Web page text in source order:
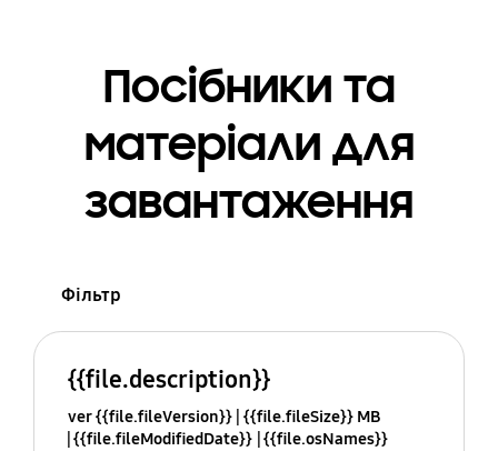
Посібники та
матеріали для
завантаження
Фільтр
{{file.description}}
ver {{file.fileVersion}} {{file.fileSize}} MB
{{file.fileModifiedDate}} {{file.osNames}}